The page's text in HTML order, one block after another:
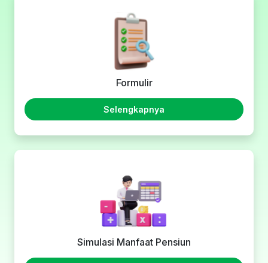
Formulir
Selengkapnya
Simulasi Manfaat Pensiun